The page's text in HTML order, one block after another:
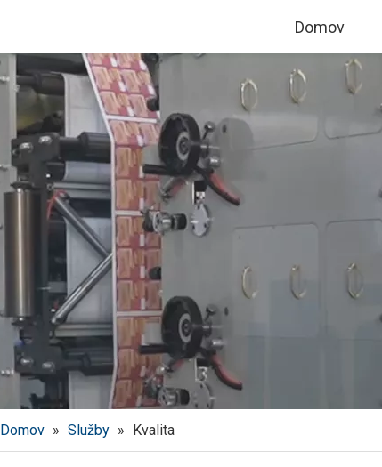
Domov
Domov » Služby » Kvalita